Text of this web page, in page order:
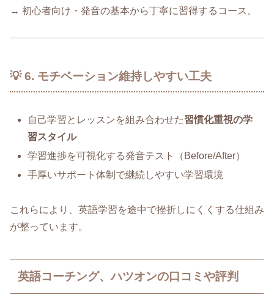
→ 初心者向け・発音の基本から丁寧に習得するコース。
💡 6. モチベーション維持しやすい工夫
自己学習とレッスンを組み合わせた習慣化重視の学
習スタイル
学習進捗を可視化する発音テスト（Before/After）
手厚いサポート体制で継続しやすい学習環境
これらにより、英語学習を途中で挫折しにくくする仕組み
が整っています。
英語コーチング、ハツオンの口コミや評判